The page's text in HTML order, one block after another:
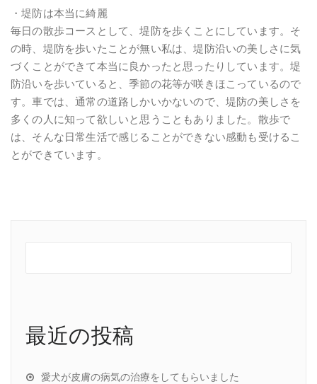
・堤防は本当に綺麗
毎日の散歩コースとして、堤防を歩くことにしています。そ
の時、堤防を歩いたことが無い私は、堤防沿いの美しさに気
づくことができて本当に良かったと思ったりしています。堤
防沿いを歩いていると、季節の花等が咲きほこっているので
す。車では、通常の道路しかいかないので、堤防の美しさを
多くの人に知って欲しいと思うこともありました。散歩で
は、そんな日常生活で感じることができない感動も受けるこ
とができています。
最近の投稿
愛犬が皮膚の病気の治療をしてもらいました